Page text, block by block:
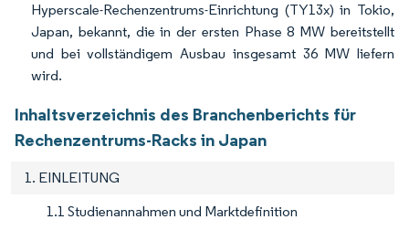
Hyperscale-Rechenzentrums-Einrichtung (TY13x) in Tokio,
Japan, bekannt, die in der ersten Phase 8 MW bereitstellt
und bei vollständigem Ausbau insgesamt 36 MW liefern
wird.
Inhaltsverzeichnis des Branchenberichts für
Rechenzentrums-Racks in Japan
1. EINLEITUNG
1.1 Studienannahmen und Marktdefinition